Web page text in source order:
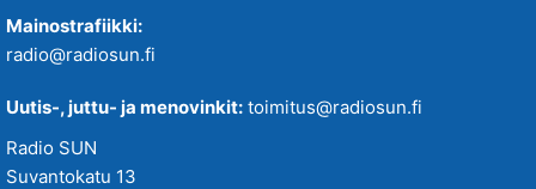
Mainostrafiikki:
radio@radiosun.fi
Uutis-, juttu- ja menovinkit: toimitus@radiosun.fi
Radio SUN
Suvantokatu 13